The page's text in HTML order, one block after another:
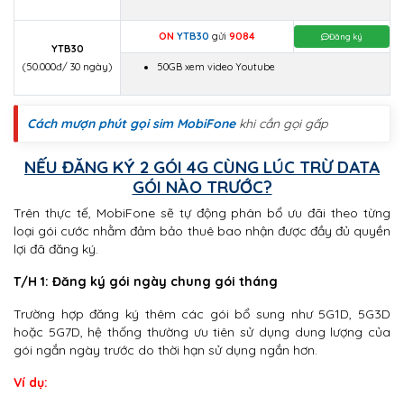
YTB30
(50.000đ/ 30 ngày)
ON YTB30 gửi 9084 Đăng ký
50GB xem video Youtube
Cách mượn phút gọi sim MobiFonekhi cần gọi gấp
NẾU ĐĂNG KÝ 2 GÓI 4G CÙNG LÚC TRỪ DATA
GÓI NÀO TRƯỚC?
Trên thực tế, MobiFone sẽ tự động phân bổ ưu đãi theo từng
loại gói cước nhằm đảm bảo thuê bao nhận được đầy đủ quyền
lợi đã đăng ký.
T/H 1: Đăng ký gói ngày chung gói tháng
Trường hợp đăng ký thêm các gói bổ sung như 5G1D, 5G3D
hoặc 5G7D, hệ thống thường ưu tiên sử dụng dung lượng của
gói ngắn ngày trước do thời hạn sử dụng ngắn hơn.
Ví dụ: